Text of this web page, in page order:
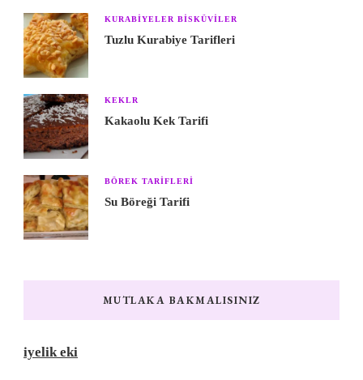
KURABIYELER BISKÜVILER
Tuzlu Kurabiye Tarifleri
KEKLR
Kakaolu Kek Tarifi
BÖREK TARIFLERI
Su Böreği Tarifi
MUTLAKA BAKMALISINIZ
iyelik eki